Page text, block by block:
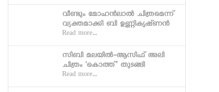
വീണ്ടും മോഹന്‍ലാല്‍ ചിത്രമെന്ന്
വ്യക്തമാക്കി ബി ഉണ്ണികൃഷ്‍ണന്‍
Read more...
സിബി മലയില്‍-ആസിഫ് അലി
ചിത്രം ‘കൊത്ത്’ തുടങ്ങി
Read more...